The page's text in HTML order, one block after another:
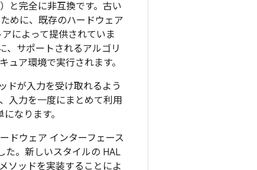
と完全に非互換です。古い
めに、既存のハードウェア
によって提供されていま
、サポートされるアルゴリ
ュア環境で実行されます。
ドが入力を受け取れるよう
入力を一度にまとめて利用
なります。
ドウェア インターフェース
た。新しいスタイルの HAL
ソッドを実装することによ